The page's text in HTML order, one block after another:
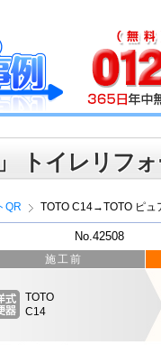
トイレリフ
QR TOTO C14→TOTO ピュ
No.42508
施工前
TOTO
C14